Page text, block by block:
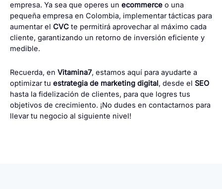
empresa. Ya sea que operes un ecommerce o una
pequeña empresa en Colombia, implementar tácticas para
aumentar el CVC te permitirá aprovechar al máximo cada
cliente, garantizando un retorno de inversión eficiente y
medible.
Recuerda, en Vitamina7, estamos aquí para ayudarte a
optimizar tu estrategia de marketing digital, desde el SEO
hasta la fidelización de clientes, para que logres tus
objetivos de crecimiento. ¡No dudes en contactarnos para
llevar tu negocio al siguiente nivel!